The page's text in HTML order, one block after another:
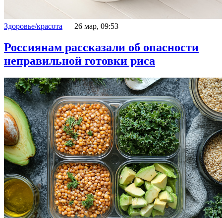
Здоровье/красота 26 мар, 09:53
Россиянам рассказали об опасности
неправильной готовки риса